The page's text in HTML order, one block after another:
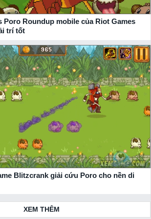
Poro Roundup mobile của Riot Games
trí tốt
Blitzcrank giải cứu Poro cho nền di
XEM THÊM